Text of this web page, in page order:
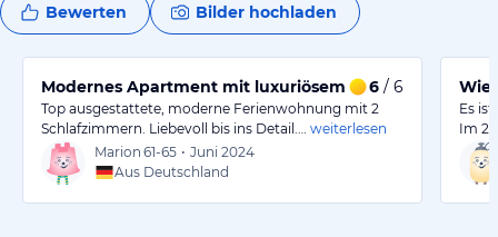
Bewerten Bilder hochladen
Modernes Apartment mit luxuriösem Bad und
6 / 6
Top ausgestattete, moderne Ferienwohnung mit 2
Schlafzimmern. Liebevoll bis ins Detail.…
weiterlesen
Marion 61-65 • Juni 2024
Aus Deutschland
Es
Im 2.